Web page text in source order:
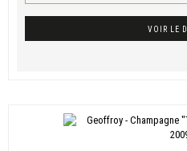
VOIR LE